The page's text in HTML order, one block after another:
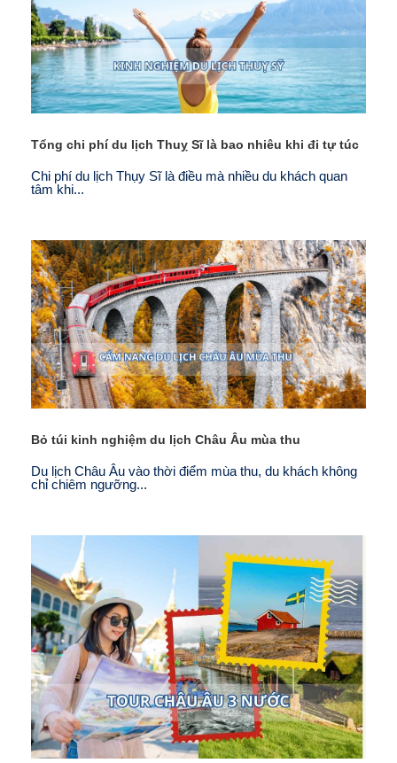
Tổng chi phí du lịch Thuỵ Sĩ là bao nhiêu khi đi tự túc
Chi phí du lịch Thụy Sĩ là điều mà nhiều du khách quan
tâm khi...
Bỏ túi kinh nghiệm du lịch Châu Âu mùa thu
Du lịch Châu Âu vào thời điểm mùa thu, du khách không
chỉ chiêm ngưỡng...